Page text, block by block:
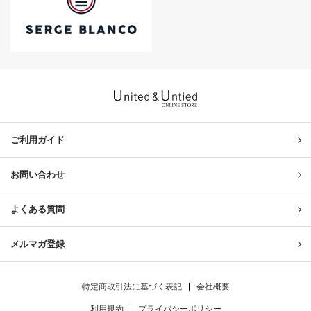
ご利用ガイド
お問い合わせ
よくある質問
メルマガ登録
特定商取引法に基づく表記 会社概要
利用規約 プライバシーポリシー